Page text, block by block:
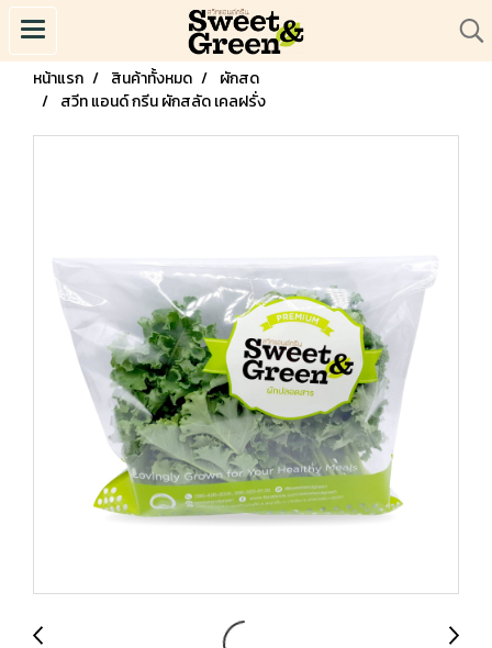
หน้าแรก สินค้าทั้งหมด
ผักสด
สวีท แอนด์ กรีน ผักสลัด เคลฝรั่ง